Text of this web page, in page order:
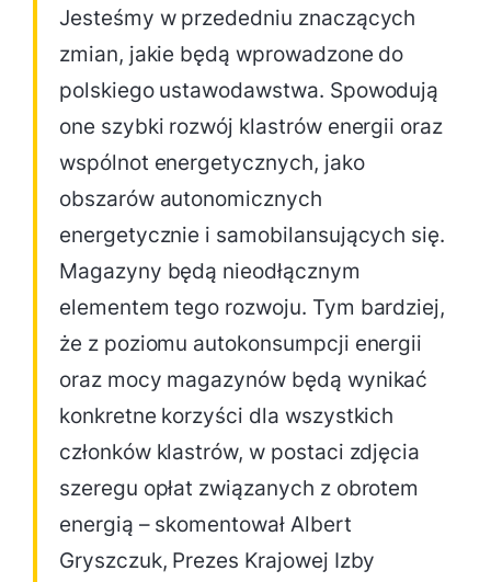
Jesteśmy w przededniu znaczących
zmian, jakie będą wprowadzone do
polskiego ustawodawstwa. Spowodują
one szybki rozwój klastrów energii oraz
wspólnot energetycznych, jako
obszarów autonomicznych
energetycznie i samobilansujących się.
Magazyny będą nieodłącznym
elementem tego rozwoju. Tym bardziej,
że z poziomu autokonsumpcji energii
oraz mocy magazynów będą wynikać
konkretne korzyści dla wszystkich
członków klastrów, w postaci zdjęcia
szeregu opłat związanych z obrotem
energią – skomentował Albert
Gryszczuk, Prezes Krajowej Izby